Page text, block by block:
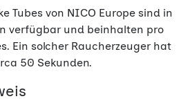
Tubes von NICO Europe sind in
verfügbar und beinhalten pro
Ein solcher Raucherzeuger hat
50 Sekunden.